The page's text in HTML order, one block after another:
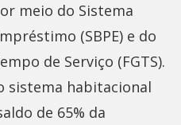
meio do Sistema
(SBPE) e do
de Serviço (FGTS).
sistema habitacional
de 65% da